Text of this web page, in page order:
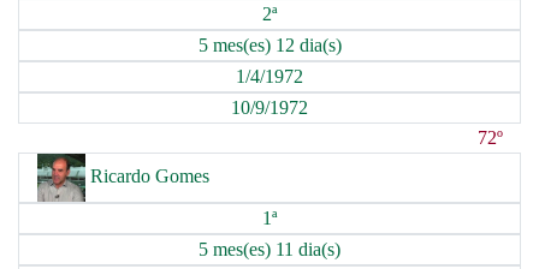
2ª
5 mes(es) 12 dia(s)
1/4/1972
10/9/1972
72º
Ricardo Gomes
1ª
5 mes(es) 11 dia(s)